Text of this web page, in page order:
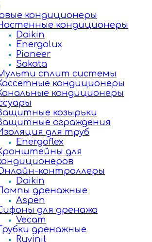
кондиционеры
кондиционеры
Daikin
Energolux
Pioneer
Sakata
сплит системы
кондиционеры
кондиционеры
козырьки
ограждения
для труб
Energoflex
для
контроллеры
Daikin
дренажные
Aspen
для дренажа
Vecam
дренажные
Ruvinil